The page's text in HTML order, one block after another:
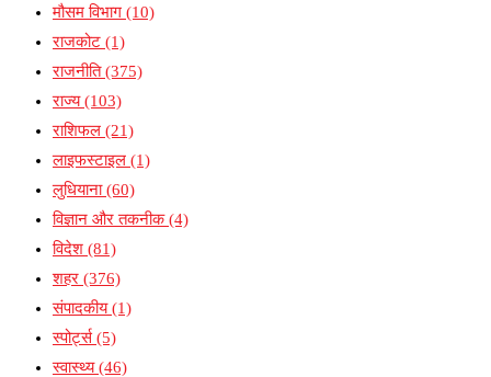
मौसम विभाग (10)
राजकोट (1)
राजनीति(375)
राज्य(103)
राशिफल (21)
लाइफस्टाइल (1)
लुधियाना(60)
विज्ञान और तकनीक(4)
विदेश (81)
शहर (376)
संपादकीय(1)
स्पोर्ट्स(5)
स्वास्थ्य(46)